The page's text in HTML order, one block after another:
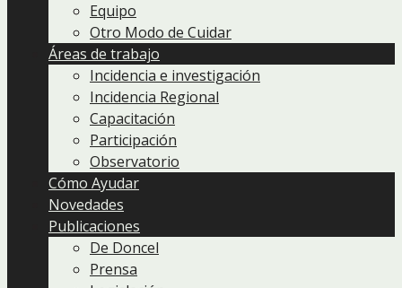
Equipo
Otro Modo de Cuidar
Áreas de trabajo
Incidencia e investigación
Incidencia Regional
Capacitación
Participación
Observatorio
Cómo Ayudar
Novedades
Publicaciones
De Doncel
Prensa